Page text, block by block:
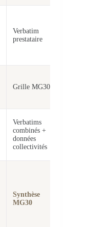
Verbatim
prestataire
Grille MG30
Verbatims
combinés +
données
collectivités
Synthèse
MG30